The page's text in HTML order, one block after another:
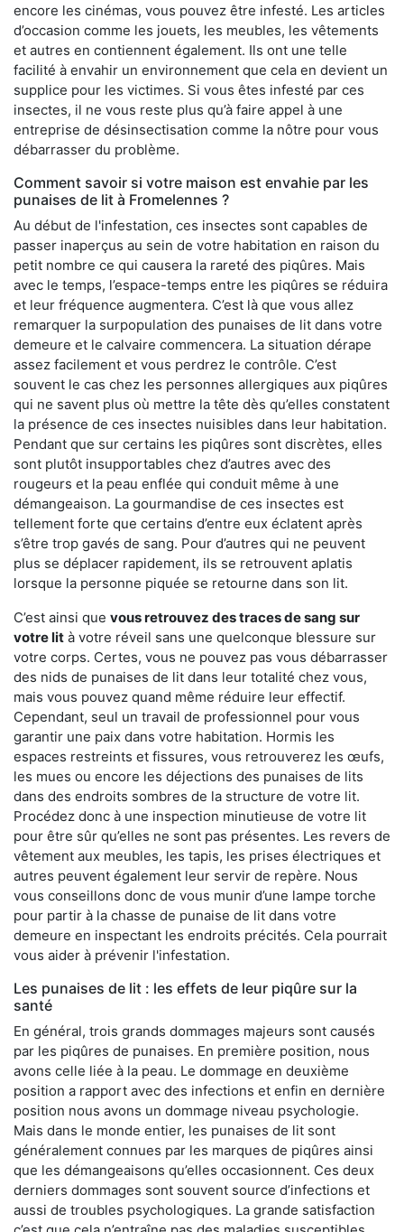
encore les cinémas, vous pouvez être infesté. Les articles
d’occasion comme les jouets, les meubles, les vêtements
et autres en contiennent également. Ils ont une telle
facilité à envahir un environnement que cela en devient un
supplice pour les victimes. Si vous êtes infesté par ces
insectes, il ne vous reste plus qu’à faire appel à une
entreprise de désinsectisation comme la nôtre pour vous
débarrasser du problème.
Comment savoir si votre maison est envahie par les
punaises de lit à Fromelennes ?
Au début de l'infestation, ces insectes sont capables de
passer inaperçus au sein de votre habitation en raison du
petit nombre ce qui causera la rareté des piqûres. Mais
avec le temps, l’espace-temps entre les piqûres se réduira
et leur fréquence augmentera. C’est là que vous allez
remarquer la surpopulation des punaises de lit dans votre
demeure et le calvaire commencera. La situation dérape
assez facilement et vous perdrez le contrôle. C’est
souvent le cas chez les personnes allergiques aux piqûres
qui ne savent plus où mettre la tête dès qu’elles constatent
la présence de ces insectes nuisibles dans leur habitation.
Pendant que sur certains les piqûres sont discrètes, elles
sont plutôt insupportables chez d’autres avec des
rougeurs et la peau enflée qui conduit même à une
démangeaison. La gourmandise de ces insectes est
tellement forte que certains d’entre eux éclatent après
s’être trop gavés de sang. Pour d’autres qui ne peuvent
plus se déplacer rapidement, ils se retrouvent aplatis
lorsque la personne piquée se retourne dans son lit.
C’est ainsi que vous retrouvez des traces de sang sur
votre lit à votre réveil sans une quelconque blessure sur
votre corps. Certes, vous ne pouvez pas vous débarrasser
des nids de punaises de lit dans leur totalité chez vous,
mais vous pouvez quand même réduire leur effectif.
Cependant, seul un travail de professionnel pour vous
garantir une paix dans votre habitation. Hormis les
espaces restreints et fissures, vous retrouverez les œufs,
les mues ou encore les déjections des punaises de lits
dans des endroits sombres de la structure de votre lit.
Procédez donc à une inspection minutieuse de votre lit
pour être sûr qu’elles ne sont pas présentes. Les revers de
vêtement aux meubles, les tapis, les prises électriques et
autres peuvent également leur servir de repère. Nous
vous conseillons donc de vous munir d’une lampe torche
pour partir à la chasse de punaise de lit dans votre
demeure en inspectant les endroits précités. Cela pourrait
vous aider à prévenir l'infestation.
Les punaises de lit : les effets de leur piqûre sur la
santé
En général, trois grands dommages majeurs sont causés
par les piqûres de punaises. En première position, nous
avons celle liée à la peau. Le dommage en deuxième
position a rapport avec des infections et enfin en dernière
position nous avons un dommage niveau psychologie.
Mais dans le monde entier, les punaises de lit sont
généralement connues par les marques de piqûres ainsi
que les démangeaisons qu’elles occasionnent. Ces deux
derniers dommages sont souvent source d’infections et
aussi de troubles psychologiques. La grande satisfaction